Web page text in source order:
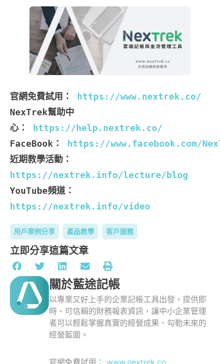
官網免費試用：
NexTrek幫助中
心：
FaceBook：
近期教學活動：
https://nextrek.info/lecture/blog
YouTube頻道：
https://nextrek.info/video
用戶案例分享 產品教學 客戶服務
立即分享這篇文章
關於藍途記帳
以專業又好上手的企業記帳工具出發，提供即
時、可信賴的財務報表資訊，讓中小企業管理
者可以輕鬆掌握真實的經營成果、勾勒未來的
經營藍圖。